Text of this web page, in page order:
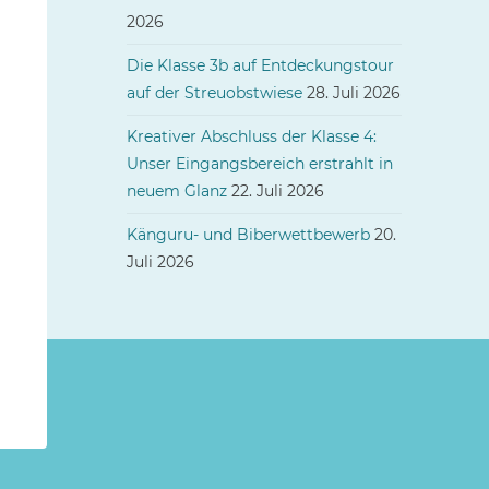
2026
Die Klasse 3b auf Entdeckungstour
auf der Streuobstwiese 28. Juli 2026
Kreativer Abschluss der Klasse 4:
Unser Eingangsbereich erstrahlt in
neuem Glanz 22. Juli 2026
Känguru- und Biberwettbewerb 20.
Juli 2026